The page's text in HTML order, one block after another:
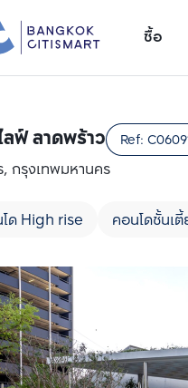
ซื้อ
ลฟ์ ลาดพร้าว Ref:
กรุงเทพมหานคร
ด High rise คอนโดชั้นเตี้
เพิ่มยูนิตเปรียบเทียบ
รายการที่ 1